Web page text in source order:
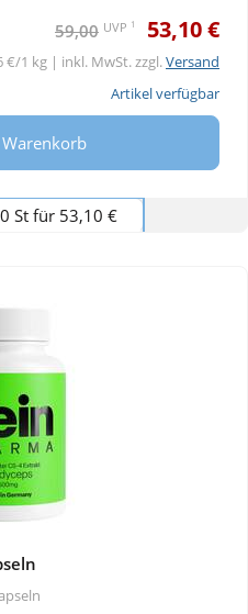
59,00 UVP 1 53,10 €
€/1 kg | inkl. MwSt. zzgl.Versand
Artikel verfügbar
St für 53,10 €